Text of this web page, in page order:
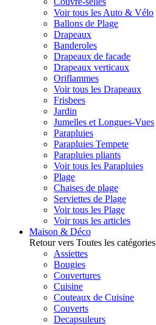
Voir tous les Auto & Vélo
Ballons de Plage
Drapeaux
Banderoles
Drapeaux de facade
Drapeaux verticaux
Oriflammes
Voir tous les Drapeaux
Frisbees
Jardin
Jumelles et Longues-Vues
Parapluies
Parapluies Tempete
Parapluies pliants
Voir tous les Parapluies
Plage
Chaises de plage
Serviettes de Plage
Voir tous les Plage
Voir tous les articles
Maison & Déco
Retour vers Toutes les catégories
Assiettes
Bougies
Couvertures
Cuisine
Couteaux de Cuisine
Couverts
Decapsuleurs